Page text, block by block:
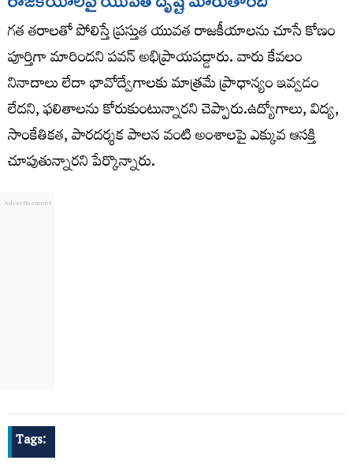
గత తరాలతో పోలిస్తే ప్రస్తుత యువత రాజకీయాలను చూసే కోణం
పూర్తిగా మారిందని పవన్ అభిప్రాయపడ్డారు. వారు కేవలం
నినాదాలు లేదా భావోద్వేగాలకు మాత్రమే ప్రాధాన్యం ఇవ్వడం
లేదని, ఫలితాలను కోరుకుంటున్నారని చెప్పారు.ఉద్యోగాలు, విద్య,
సాంకేతికత, పారదర్శక పాలన వంటి అంశాలపై ఎక్కువ ఆసక్తి
చూపుతున్నారని పేర్కొన్నారు.
Tags: